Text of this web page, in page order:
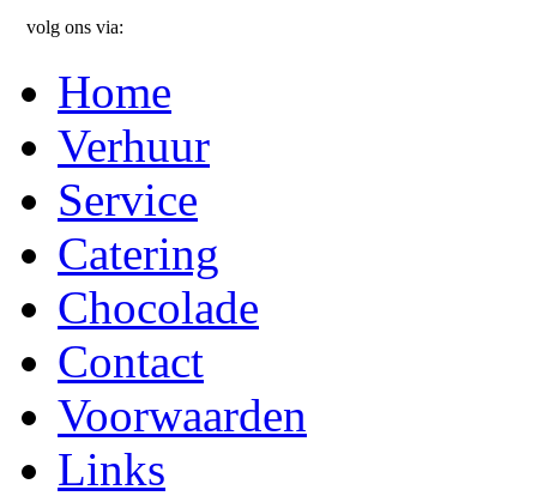
volg ons via:
Home
Verhuur
Service
Catering
Chocolade
Contact
Voorwaarden
Links